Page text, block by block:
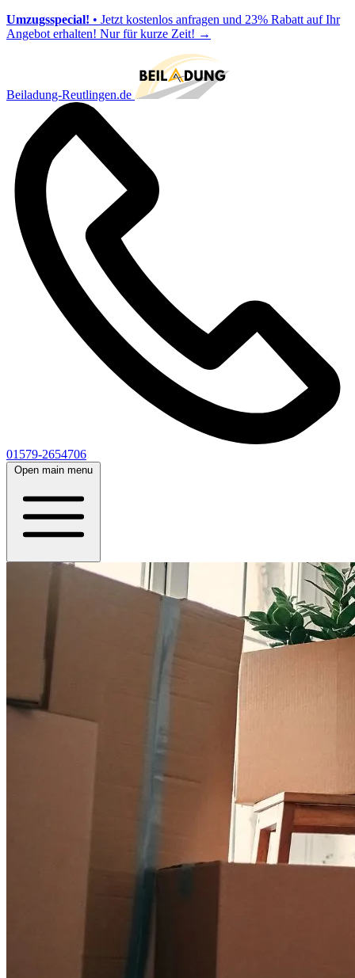
Umzugsspecial! • Jetzt kostenlos anfragen und 23% Rabatt auf Ihr
Angebot erhalten! Nur für kurze Zeit! →
Beiladung-Reutlingen.de
01579-2654706
Open main menu